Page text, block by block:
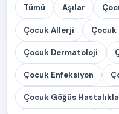
Tümü Aşılar
Çocuk Allerji Çocuk
Çocuk Dermatoloji
Çocuk Enfeksiyon
Çocuk Göğüs